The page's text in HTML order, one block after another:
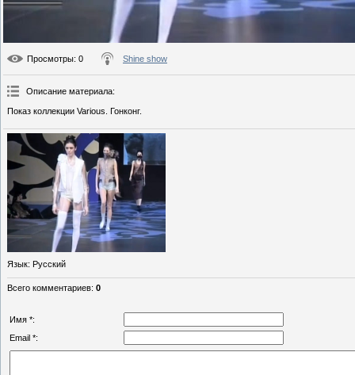
Просмотры: 0 Shine show
Описание материала:
Показ коллекции Various. Гонконг.
Язык: Русский
Всего комментариев: 0
Имя *:
Email *: